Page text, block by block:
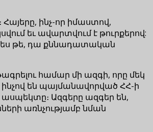
ինչ-որ իմաստով,
եւ ավարտվում է թուրքերով:
թե, դա քննադատական
համար մի ազգի, որը մեկ
են պայմանավորված ՀՀ-ի
ասպեկտը։ Ազգերը ազգեր են,
առնչությամբ նման